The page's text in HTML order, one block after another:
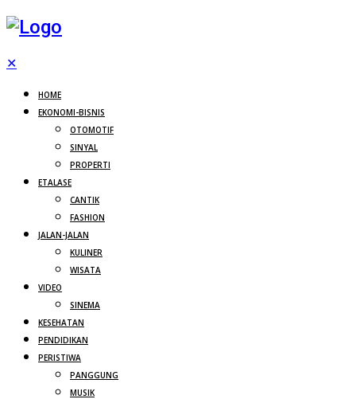
✕
HOME
EKONOMI-BISNIS
OTOMOTIF
SINYAL
PROPERTI
ETALASE
CANTIK
FASHION
JALAN-JALAN
KULINER
WISATA
VIDEO
SINEMA
KESEHATAN
PENDIDIKAN
PERISTIWA
PANGGUNG
MUSIK